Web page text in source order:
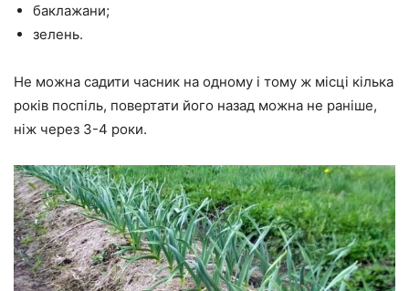
баклажани;
зелень.
Не можна садити часник на одному і тому ж місці кілька
років поспіль, повертати його назад можна не раніше,
ніж через 3-4 роки.